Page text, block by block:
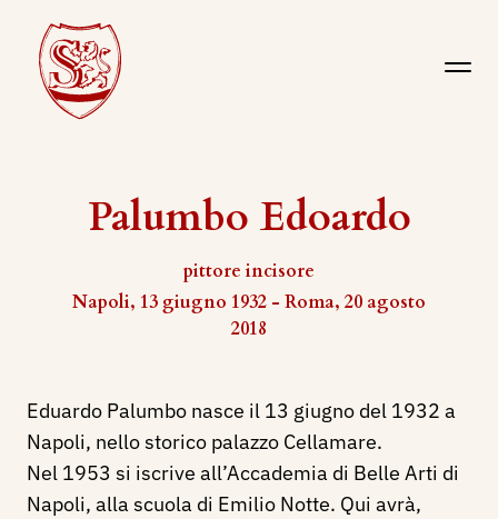
Palumbo Edoardo
pittore incisore
Napoli, 13 giugno 1932 - Roma, 20 agosto
2018
Eduardo Palumbo nasce il 13 giugno del 1932 a
Napoli, nello storico palazzo Cellamare.
Nel 1953 si iscrive all’Accademia di Belle Arti di
Napoli, alla scuola di Emilio Notte. Qui avrà,